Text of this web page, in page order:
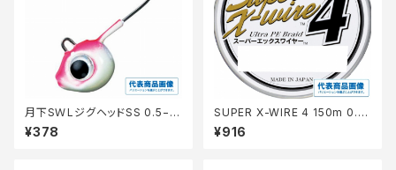
月下SＷLジグヘッドSS 0.5−N
o10
¥378
SUPER X-WIRE 4 150m 0.6
号 S シルバー【継続セール_仕
掛】
¥916